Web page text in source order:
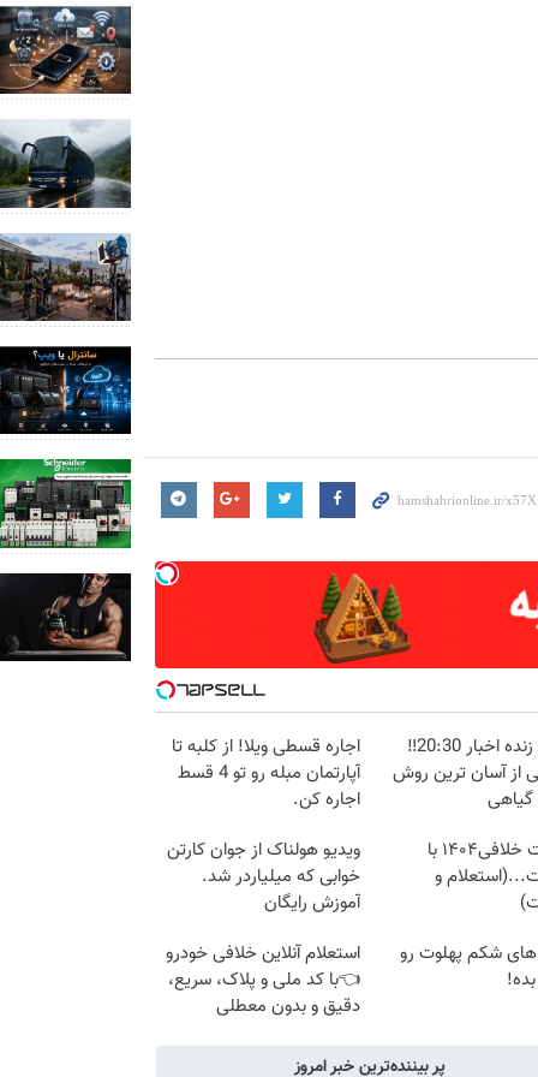
پخش زنده اخبار 20:30‼️
از آسان ترین روش
گیاهی
اجاره‌ قسطی ویلا! از کلبه تا
آپارتمان مبله رو تو 4 قسط
اجاره کن.
دریافت خلافی۱۴۰۴ با
و
ویدیو هولناک از جوان کارتن
خوابی که میلیاردر شد.
آموزش رایگان
شکم پهلوت رو
استعلام آنلاین خلافی خودرو
👈با کد ملی و پلاک، سریع،
دقیق و بدون معطلی
پر بیننده‌ترین خبر امروز